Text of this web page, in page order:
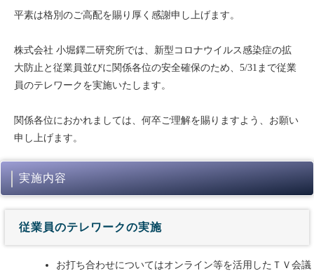
平素は格別のご高配を賜り厚く感謝申し上げます。
株式会社 小堀鐸二研究所では、新型コロナウイルス感染症の拡
大防止と従業員並びに関係各位の安全確保のため、5/31まで従業
員のテレワークを実施いたします。
関係各位におかれましては、何卒ご理解を賜りますよう、お願い
申し上げます。
実施内容
従業員のテレワークの実施
お打ち合わせについてはオンライン等を活用したＴＶ会議